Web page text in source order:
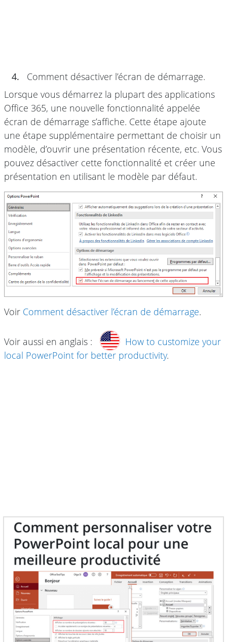
4.
Comment désactiver l’écran de démarrage.
Lorsque vous démarrez la plupart des applications
Office 365, une nouvelle fonctionnalité appelée
écran de démarrage s’affiche. Cette étape ajoute
une étape supplémentaire permettant de choisir un
modèle, d’ouvrir une présentation récente, etc. Vous
pouvez désactiver cette fonctionnalité et créer une
présentation en utilisant le modèle par défaut.
Voir Comment désactiver l’écran de démarrage.
Voir aussi en anglais :
How to customize your
local PowerPoint for better productivity.